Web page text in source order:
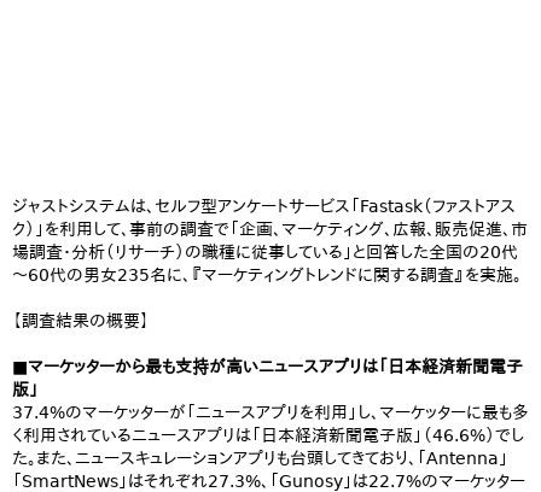
ジャストシステムは、セルフ型アンケートサービス「Fastask（ファストアス
ク）」を利用して、事前の調査で「企画、マーケティング、広報、販売促進、市
場調査・分析（リサーチ）の職種に従事している」と回答した全国の20代
～60代の男女235名に、『マーケティングトレンドに関する調査』を実施。
【調査結果の概要】
■マーケッターから最も支持が高いニュースアプリは「日本経済新聞電子
版」
37.4%のマーケッターが「ニュースアプリを利用」し、マーケッターに最も多
く利用されているニュースアプリは「日本経済新聞電子版」（46.6%）でし
た。また、ニュースキュレーションアプリも台頭してきており、「Antenna」
「SmartNews」はそれぞれ27.3%、「Gunosy」は22.7%のマーケッター